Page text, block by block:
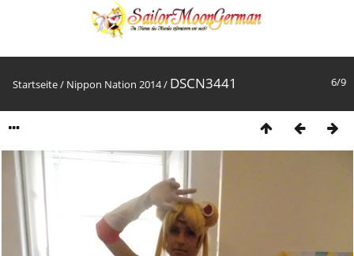
6/9
Startseite/ Nippon Nation 2014/ DSCN3441